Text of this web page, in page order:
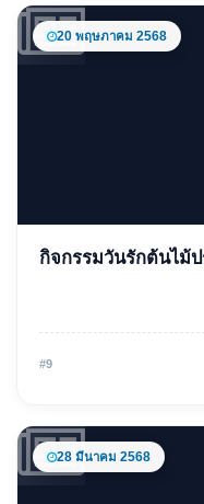
20 พฤษภาคม 2568
ชาติ พ.ศ
20 พฤษภาคม 2568
กิจกรรมวันรักต้นไม้
#9
28 มีนาคม 2568